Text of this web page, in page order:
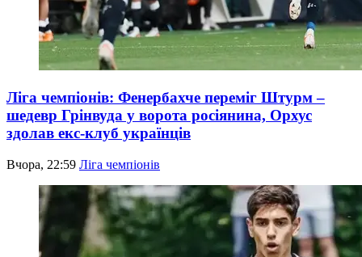
Ліга чемпіонів: Фенербахче переміг Штурм –
шедевр Грінвуда у ворота росіянина, Орхус
здолав екс-клуб українців
Вчора, 22:59 Ліга чемпіонів